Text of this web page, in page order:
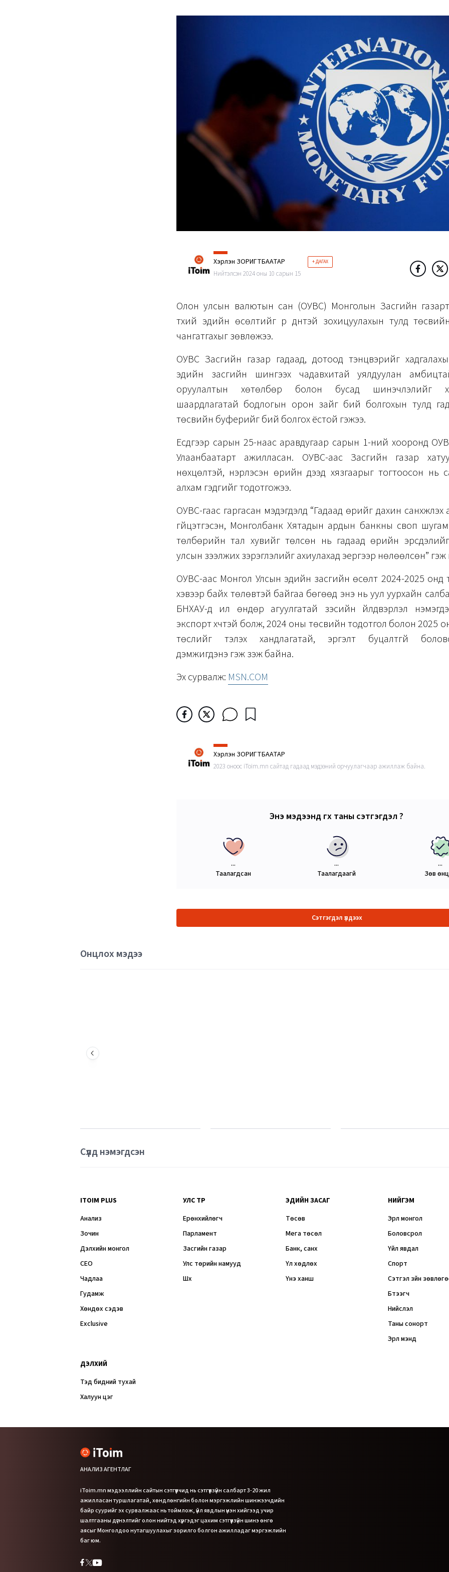
Хэрлэн ЗОРИГТБААТАР + ДАГАХ
Нийтэлсэн 2024 оны 10 сарын 15
Олон улсын валютын сан (ОУВС) Монголын Засгийн
түүхий эдийн өсөлтийг үр дүнтэй зохицуулахын тулд
чангатгахыг зөвлөжээ.
ОУВС Засгийн газар гадаад, дотоод тэнцвэрийг
эдийн засгийн шингээх чадавхитай уялдуулан
оруулалтын хөтөлбөр болон бусад шинэчлэлийг
шаардлагатай бодлогын орон зайг бий болгохын тулд
төсвийн буферийг бий болгох ёстой гэжээ.
Есдүгээр сарын 25-наас аравдугаар сарын 1-ний хооронд
Улаанбаатарт ажилласан. ОУВС-аас Засгийн газар
нөхцөлтэй, нэрлэсэн өрийн дээд хязгаарыг тогтоосон нь
алхам гэдгийг тодотгожээ.
ОУВС-гаас гаргасан мэдэгдэлд “Гадаад өрийг дахин
гүйцэтгэсэн, Монголбанк Хятадын ардын банкны своп
төлбөрийн тал хувийг төлсөн нь гадаад өрийн
улсын зээлжих зэрэглэлийг ахиулахад эергээр нөлөөлсөн” гэж
ОУВС-аас Монгол Улсын эдийн засгийн өсөлт 2024-2025 онд
хэвээр байх төлөвтэй байгаа бөгөөд энэ нь уул уурхайн
БНХАУ-д илүү өндөр агуулгатай зэсийн үйлдвэрлэл
экспорт хүчтэй болж, 2024 оны төсвийн тодотгол болон 2025
төслийг тэлэх хандлагатай, эргэлт буцалтгүй
дэмжигдэнэ гэж үзэж байна.
Эх сурвалж: MSN.COM
Хэрлэн ЗОРИГТБААТАР
2023 оноос iToim.mn сайтад гадаад мэдээний орчуулагчаар ажиллаж байна.
Энэ мэдээнд өгөх таны сэтгэгдэл ?
...
Таалагдсан
...
Таалагдаагүй
...
Зөв
Сэтгэгдэл үлдээх
Онцлох мэдээ
Сүүлд нэмэгдсэн
ITOIM PLUS
Анализ
Зочин
Дэлхийн монгол
CEO
Чадлаа
Гудамж
Хөндөх сэдэв
Exclusive
УЛС ТӨР
Ерөнхийлөгч
Парламент
Засгийн газар
Улс төрийн намууд
Шүүх
ЭДИЙН ЗАСАГ
Төсөв
Мега төсөл
Банк, санхүү
Үл хөдлөх
Үнэ ханш
НИЙГЭМ
Эрүүл монгол
Боловсрол
Үйл явдал
Спорт
Сэтгэл зүйн
Бүтээгч
Нийслэл
Таны сонорт
Эрүүл мэнд
ДЭЛХИЙ
Тэд бидний тухай
Халуун цэг
АНАЛИЗ АГЕНТЛАГ
iToim.mn мэдээллийн сайтын сэтгүүлчид нь сэтгүүлзүйн салбарт 3-20 жил
ажилласан туршлагатай, хөндлөнгийн болон мэргэжлийн шинжээчдийн
байр суурийг эх сурвалжаас нь тоймлож, үйл явдлын үнэн хийгээд учир
шалтгааны дүгнэлтийг олон нийтэд хүргэдэг цахим сэтгүүлзүйн шинэ өнгө
аясыг Монголдоо нутагшуулахыг зорилго болгон ажилладаг мэргэжлийн
баг юм.